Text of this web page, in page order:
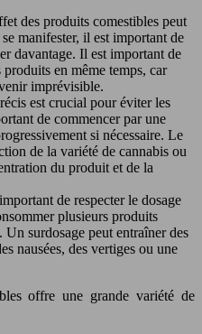
des produits comestibles peut
manifester, il est important de
davantage. Il est important de
en même temps, car
imprévisible.
est crucial pour éviter les
de commencer par une
si nécessaire. Le
de la variété de cannabis ou
du produit et de la
de respecter le dosage
plusieurs produits
Un surdosage peut entraîner des
nausées, des vertiges ou une
offre une grande variété de